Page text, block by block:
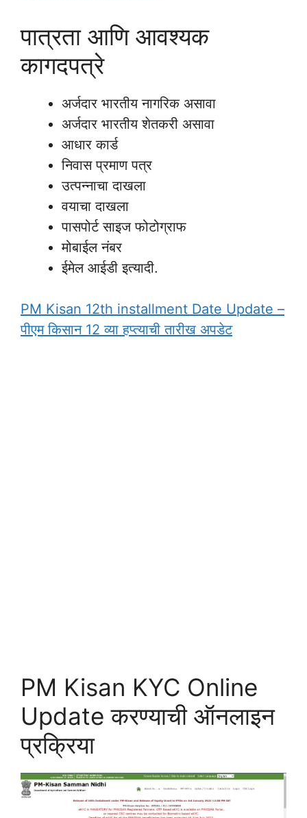
पात्रता आणि आवश्यक
कागदपत्रे
अर्जदार भारतीय नागरिक असावा
अर्जदार भारतीय शेतकरी असावा
आधार कार्ड
निवास प्रमाण पत्र
उत्पन्नाचा दाखला
वयाचा दाखला
पासपोर्ट साइज फोटोग्राफ
मोबाईल नंबर
ईमेल आईडी इत्यादी.
PM Kisan 12th installment Date Update –
पीएम किसान 12 व्या हप्त्याची तारीख अपडेट
PM Kisan KYC Online
Update करण्याची ऑनलाइन
प्रक्रिया